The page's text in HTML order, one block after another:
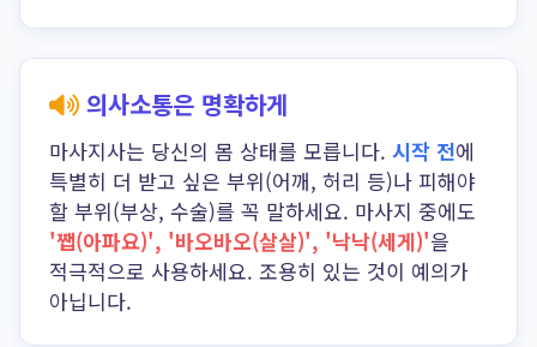
의사소통은 명확하게
마사지사는 당신의 몸 상태를 모릅니다. 시작 전에
특별히 더 받고 싶은 부위(어깨, 허리 등)나 피해야
할 부위(부상, 수술)를 꼭 말하세요. 마사지 중에도
'쨉(아파요)', '바오바오(살살)', '낙낙(세게)'을
적극적으로 사용하세요. 조용히 있는 것이 예의가
아닙니다.